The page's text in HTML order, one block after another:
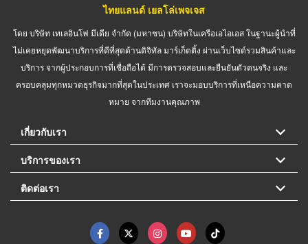
ไทยแลนด์ เยลโล่เพจเจส
โดย บริษัท เทเลอินโฟ มีเดีย จำกัด (มหาชน) บริษัทในเครือเอไอเอส ในฐานะผู้นำที่
ไม่เคยหยุดพัฒนาบริการที่ดีที่สุดด้านดิจิทัล มาร์เก็ตติ้ง ผ่านเว็บไซต์รวมสินค้าและ
บริการ จากผู้ประกอบการที่เชื่อถือได้ มีการตรวจสอบและยืนยันตัวตนจริง และ
ครอบคลุมทุกหมวดธุรกิจมากที่สุดในประเทศ เราจะมอบบริการที่เหนือความคาด
หมาย จากทีมงานคุณภาพ
เกี่ยวกับเรา
บริการของเรา
ติดต่อเรา